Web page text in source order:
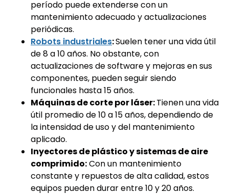
período puede extenderse con un
mantenimiento adecuado y actualizaciones
periódicas.
Robots industriales:Suelen tener una vida útil
de 8 a 10 años. No obstante, con
actualizaciones de software y mejoras en sus
componentes, pueden seguir siendo
funcionales hasta 15 años.
Máquinas de corte por láser:Tienen una vida
útil promedio de 10 a 15 años, dependiendo de
la intensidad de uso y del mantenimiento
aplicado.
Inyectores de plástico y sistemas de aire
comprimido:Con un mantenimiento
constante y repuestos de alta calidad, estos
equipos pueden durar entre 10 y 20 años.